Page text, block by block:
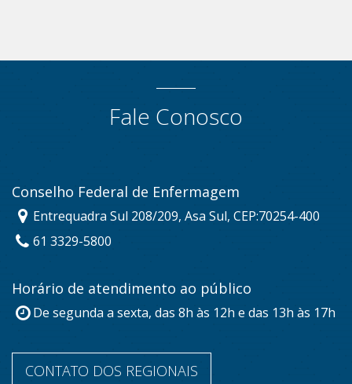
Fale Conosco
Conselho Federal de Enfermagem
Entrequadra Sul 208/209, Asa Sul, CEP:70254-400
61 3329-5800
Horário de atendimento ao público
De segunda a sexta, das 8h às 12h e das 13h às 17h
CONTATO DOS REGIONAIS